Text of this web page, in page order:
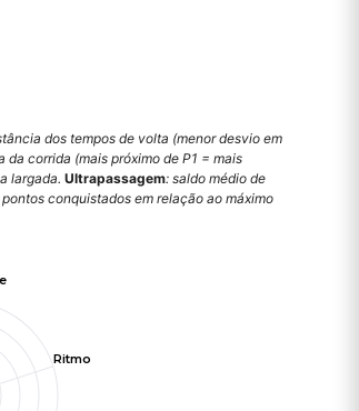
dos tempos de volta (menor desvio em
da corrida (mais próximo de P1 = mais
largada. Ultrapassagem: saldo médio de
pontos conquistados em relação ao máximo
Ritmo